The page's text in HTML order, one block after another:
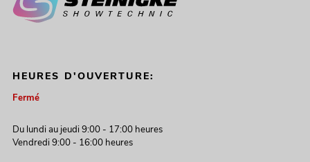
HEURES D'OUVERTURE:
Fermé
Du lundi au jeudi 9:00 - 17:00 heures
Vendredi 9:00 - 16:00 heures